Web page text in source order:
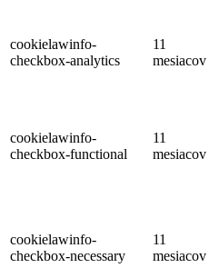
cookielawinfo-
checkbox-analytics
11
mesiacov
cookielawinfo-
checkbox-functional
11
mesiacov
cookielawinfo-
checkbox-necessary
11
mesiacov